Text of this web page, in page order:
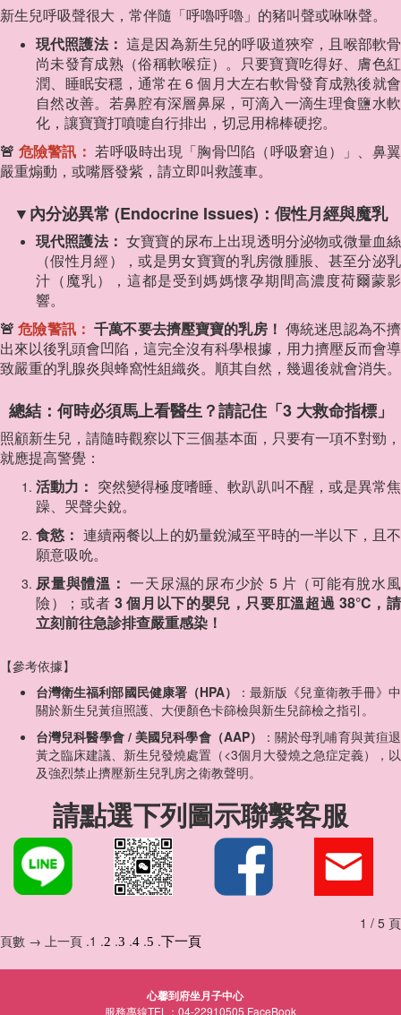
新生兒呼吸聲很大，常伴隨「呼嚕呼嚕」的豬叫聲或咻咻聲。
現代照護法： 這是因為新生兒的呼吸道狹窄，且喉部軟骨
尚未發育成熟（俗稱軟喉症）。只要寶寶吃得好、膚色紅
潤、睡眠安穩，通常在 6 個月大左右軟骨發育成熟後就會
自然改善。若鼻腔有深層鼻屎，可滴入一滴生理食鹽水軟
化，讓寶寶打噴嚏自行排出，切忌用棉棒硬挖。
🚨 危險警訊： 若呼吸時出現「胸骨凹陷（呼吸窘迫）」、鼻翼
嚴重煽動，或嘴唇發紫，請立即叫救護車。
▼內分泌異常 (Endocrine Issues)：假性月經與魔乳
現代照護法： 女寶寶的尿布上出現透明分泌物或微量血絲
（假性月經），或是男女寶寶的乳房微腫脹、甚至分泌乳
汁（魔乳），這都是受到媽媽懷孕期間高濃度荷爾蒙影
響。
🚨 危險警訊： 千萬不要去擠壓寶寶的乳房！ 傳統迷思認為不擠
出來以後乳頭會凹陷，這完全沒有科學根據，用力擠壓反而會導
致嚴重的乳腺炎與蜂窩性組織炎。順其自然，幾週後就會消失。
總結：何時必須馬上看醫生？請記住「3 大救命指標」
照顧新生兒，請隨時觀察以下三個基本面，只要有一項不對勁，
就應提高警覺：
活動力： 突然變得極度嗜睡、軟趴趴叫不醒，或是異常焦
躁、哭聲尖銳。
食慾： 連續兩餐以上的奶量銳減至平時的一半以下，且不
願意吸吮。
尿量與體溫： 一天尿濕的尿布少於 5 片（可能有脫水風
險）；或者 3 個月以下的嬰兒，只要肛溫超過 38°C，請
立刻前往急診排查嚴重感染！
【參考依據】
台灣衛生福利部國民健康署（HPA）
：最新版《兒童衛教手冊》中
關於新生兒黃疸照護、大便顏色卡篩檢與新生兒篩檢之指引。
台灣兒科醫學會 / 美國兒科學會（AAP）
：關於母乳哺育與黃疸退
黃之臨床建議、新生兒發燒處置（<3個月大發燒之急症定義），以
及強烈禁止擠壓新生兒乳房之衛教聲明。
請點選下列圖示聯繫客服
1 / 5 頁
頁數 → 上一頁 .1 .2 .3 .4 .5 .下一頁
心馨到府坐月子中心
服務專線TEL：04-22910505 FaceBook